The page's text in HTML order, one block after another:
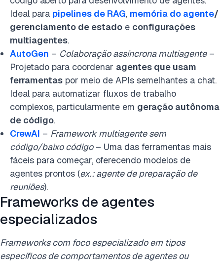
Ideal para pipelines de RAG, memória do agente/
gerenciamento de estado e configurações
multiagentes.
AutoGen – Colaboração assíncrona multiagente–
Projetado para coordenar agentes que usam
ferramentas por meio de APIs semelhantes a chat.
Ideal para automatizar fluxos de trabalho
complexos, particularmente em geração autônoma
de código.
CrewAI – Framework multiagente sem
código/baixo código– Uma das ferramentas mais
fáceis para começar, oferecendo modelos de
agentes prontos (ex.: agente de preparação de
reuniões).
Frameworks de agentes
especializados
Frameworks com foco especializado em tipos
específicos de comportamentos de agentes ou